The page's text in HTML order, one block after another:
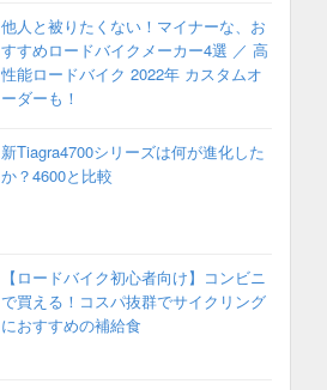
他人と被りたくない！マイナーな、お
すすめロードバイクメーカー4選 ／ 高
性能ロードバイク 2022年 カスタムオ
ーダーも！
新Tiagra4700シリーズは何が進化した
か？4600と比較
【ロードバイク初心者向け】コンビニ
で買える！コスパ抜群でサイクリング
におすすめの補給食